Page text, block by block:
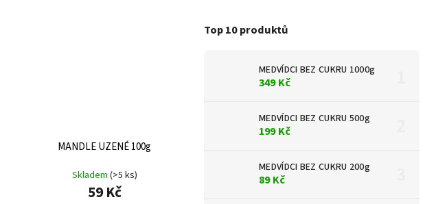
Top 10 produktů
MEDVÍDCI BEZ CUKRU 1000g
349 Kč
MEDVÍDCI BEZ CUKRU 500g
199 Kč
MEDVÍDCI BEZ CUKRU 200g
89 Kč
MANDLE UZENÉ 100g
Skladem (>5 ks)
59 Kč